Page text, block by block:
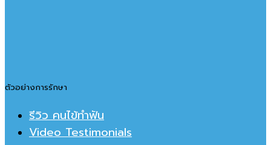
ตัวอย่างการรักษา
รีวิว คนไข้ทำฟัน
Video Testimonials